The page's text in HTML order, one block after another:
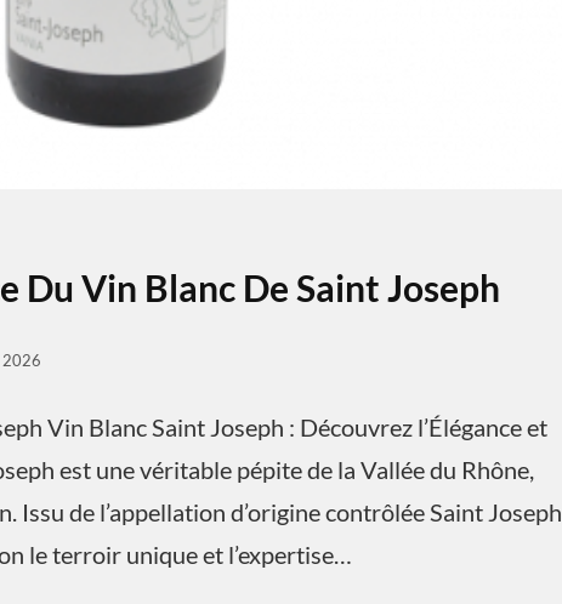
Du Vin Blanc De Saint Joseph
2026
Vin Blanc Saint Joseph : Découvrez l’Élégance et
est une véritable pépite de la Vallée du Rhône,
Issu de l’appellation d’origine contrôlée Saint Joseph,
le terroir unique et l’expertise…